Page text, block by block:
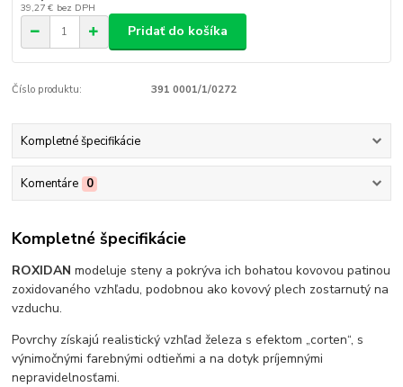
39,27 € bez DPH
Pridať do košíka
Číslo produktu: 391 0001/1/0272
Kompletné špecifikácie
Komentáre 0
Kompletné špecifikácie
ROXIDAN modeluje steny a pokrýva ich bohatou kovovou patinou
zoxidovaného vzhľadu, podobnou ako kovový plech zostarnutý na
vzduchu.
Povrchy získajú realistický vzhľad železa s efektom „corten“, s
výnimočnými farebnými odtieňmi a na dotyk príjemnými
nepravidelnosťami.